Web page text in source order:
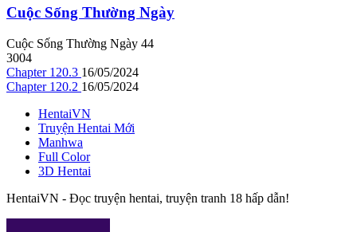
Cuộc Sống Thường Ngày
Cuộc Sống Thường Ngày 44
3004
Chapter 120.3 16/05/2024
Chapter 120.2 16/05/2024
HentaiVN
Truyện Hentai Mới
Manhwa
Full Color
3D Hentai
HentaiVN - Đọc truyện hentai, truyện tranh 18 hấp dẫn!